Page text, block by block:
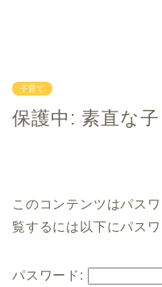
子育て
保護中: 素直な
このコンテンツはパス
覧するには以下にパス
パスワード: